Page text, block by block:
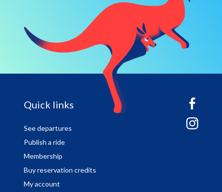
sitemap
Quick links
See departures
Publish a ride
Membership
Buy reservation credits
My account